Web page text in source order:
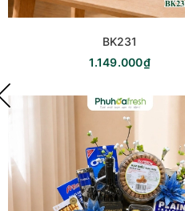
BK231
1.149.000₫